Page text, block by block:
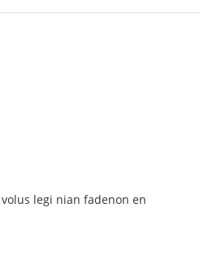
legi nian fadenon en